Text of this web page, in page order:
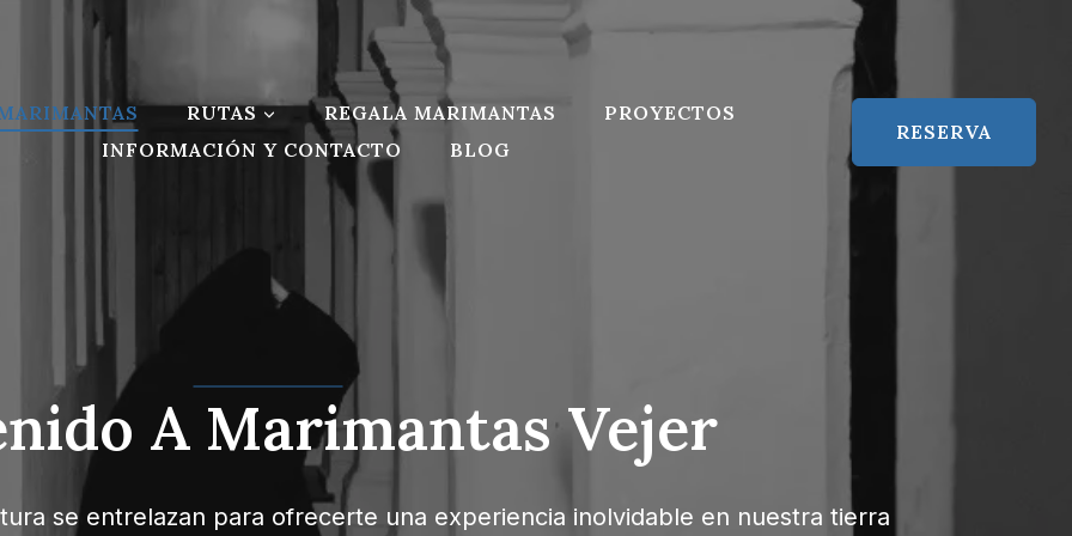
RUTAS REGALA MARIMANTAS
PROYECTOS
INFORMACIÓN Y CONTACTO
BLOG
RESERVA
A Marimantas Vejer
se entrelazan para ofrecerte una experiencia inolvidable en nuestra tierra